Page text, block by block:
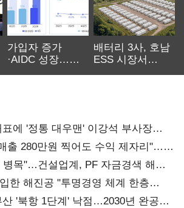
가입자 증가
·AIDC 성장…
배터리 3사, 호남
ESS 시장서
에 '정통 대우맨' 이강석 부사장
출 280만원 찍어도 수익 제자리"…
할인'
병목"…건설업계, PF 자금경색 해소
한 해진공 "투명경영 체계 한층
'북항 1단계' 낙점…2030년 완공